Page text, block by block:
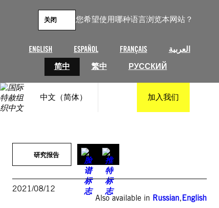
您希望使用哪种语言浏览本网站？
ENGLISH ESPAÑOL FRANÇAIS
العربية
简中
繁中 РУССКИЙ
关闭
中文（简体） 加入我们
研究报告
2021/08/12
Also available in Russian,English